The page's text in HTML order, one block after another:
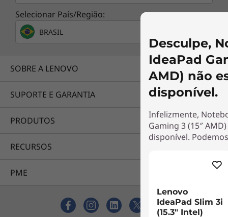
Selecionar País/Região:
BRASIL
SOBRE A LENOVO
SUPORTE E GARANTIA
PRODUTOS
RECURSOS
PME
Desculpe,
IdeaPad
AMD) não
disponível.
Infelizmente,
Gaming 3 (15″
disponível.
Lenovo
IdeaPad Slim 3i
(15.3" Intel)